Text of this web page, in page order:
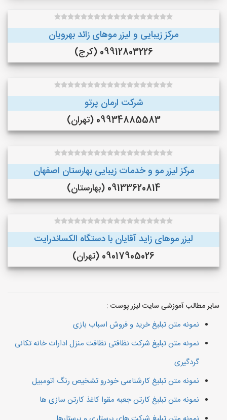
مرکز زیبایی و لیزر موهای زائد بهرویان
09912803226 (کرج)
شرکت ارمان پرتو
09934885583 (تهران)
مرکز لیزر مو و خدمات زیبایی بهارستان اصفهان
09133620814 (بهارستان)
لیزر موهای زاید آقایان با دستگاه الکساندرایت
09017905026 (تهران)
سایر مطالب آموزشی سایت لیزر پوست :
نمونه متن تبلیغ خرید و فروش اسباب بازی
نمونه متن تبلیغ شرکت نظافتی نظافت منزل ادارات خانه تکانی
گردگیری
نمونه متن تبلیغ کارشناسی خودرو تشخیص رنگ اتومبیل
نمونه متن تبلیغ کارتن جعبه مقوا کاغذ کارتن سازی ها